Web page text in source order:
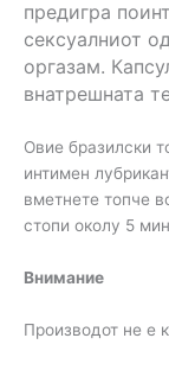
предигра
сексуалниот
оргазам.
внатрешната
Овие бразилски
интимен
вметнете топче
стопи околу 5
Внимание
Производот не е